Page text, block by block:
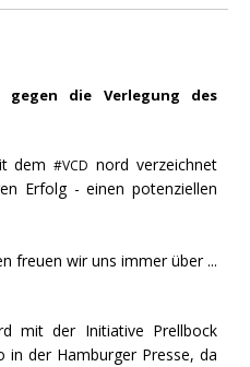
gegen die Verlegung des
dem#VCD nord verzeichnet
Erfolg - einen potenziellen
freuen wir uns immer über...
mit der Initiative Prellbock
in der Hamburger Presse, da